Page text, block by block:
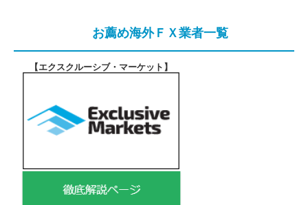
お薦め海外ＦＸ業者一覧
【エクスクルーシブ・マーケット 】